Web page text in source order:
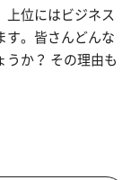
上位にはビジネス
す。皆さんどんな
うか？ その理由も